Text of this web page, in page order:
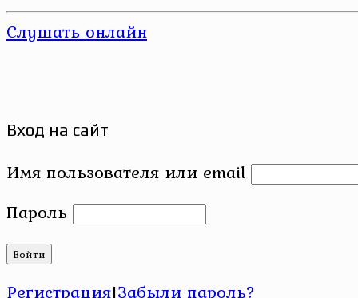
Слушать онлайн
Вход на сайт
Имя пользователя или email
Пароль
Регистрация|Забыли пароль?